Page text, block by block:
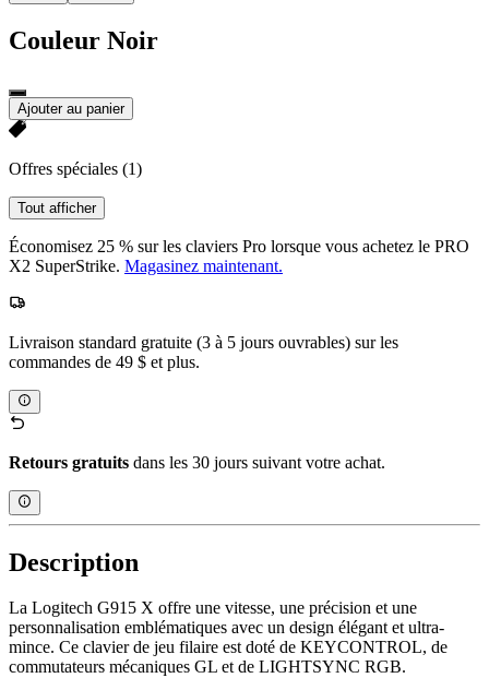
Couleur Noir
Ajouter au panier
Offres spéciales (1)
Tout afficher
Économisez 25 % sur les claviers Pro lorsque vous achetez le PRO
X2 SuperStrike. Magasinez maintenant.
Livraison standard gratuite (3 à 5 jours ouvrables) sur les
commandes de 49 $ et plus.
Retours gratuits dans les 30 jours suivant votre achat.
Description
La Logitech G915 X offre une vitesse, une précision et une
personnalisation emblématiques avec un design élégant et ultra-
mince. Ce clavier de jeu filaire est doté de KEYCONTROL, de
commutateurs mécaniques GL et de LIGHTSYNC RGB.